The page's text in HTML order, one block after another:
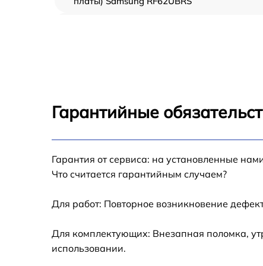
Замена электросхемы Samsung RF62UBRS
RF62UBRS
Ремонт датчика морозильного отделения
Гарантийные
Гарантия от сервиса: на установленные
Что считается гарантийным случаем?
Для работ: Повторное возникновение
Для комплектующих: Внезапная поломка,
использовании.